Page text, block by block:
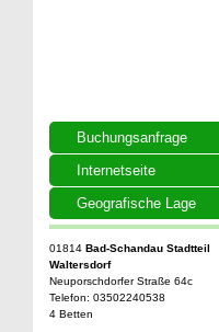
Buchungsanfrage
Internetseite
Geografische Lage
01814 Bad-Schandau Stadtteil
Waltersdorf
Neuporschdorfer Straße 64c
Telefon: 03502240538
4 Betten